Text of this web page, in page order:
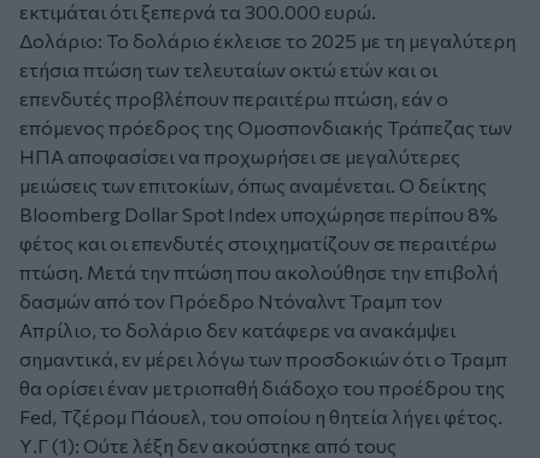
εκτιμάται ότι ξεπερνά τα 300.000 ευρώ.
Δολάριο: Το δολάριο έκλεισε το 2025 με τη μεγαλύτερη
ετήσια πτώση των τελευταίων οκτώ ετών και οι
επενδυτές προβλέπουν περαιτέρω πτώση, εάν ο
επόμενος πρόεδρος της Ομοσπονδιακής Τράπεζας των
ΗΠΑ αποφασίσει να προχωρήσει σε μεγαλύτερες
μειώσεις των επιτοκίων, όπως αναμένεται. Ο δείκτης
Bloomberg Dollar Spot Index υποχώρησε περίπου 8%
φέτος και οι επενδυτές στοιχηματίζουν σε περαιτέρω
πτώση. Μετά την πτώση που ακολούθησε την επιβολή
δασμών από τον Πρόεδρο Ντόναλντ Τραμπ τον
Απρίλιο, το δολάριο δεν κατάφερε να ανακάμψει
σημαντικά, εν μέρει λόγω των προσδοκιών ότι ο Τραμπ
θα ορίσει έναν μετριοπαθή διάδοχο του προέδρου της
Fed, Τζέρομ Πάουελ, του οποίου η θητεία λήγει φέτος.
Υ.Γ (1): Ούτε λέξη δεν ακούστηκε από τους